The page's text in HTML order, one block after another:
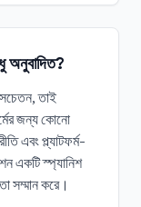
অনুবাদিত?
তাই
জন্য কোনো
এবং প্ল্যাটফর্ম-
একটি স্প্যানিশ
সম্মান করে।